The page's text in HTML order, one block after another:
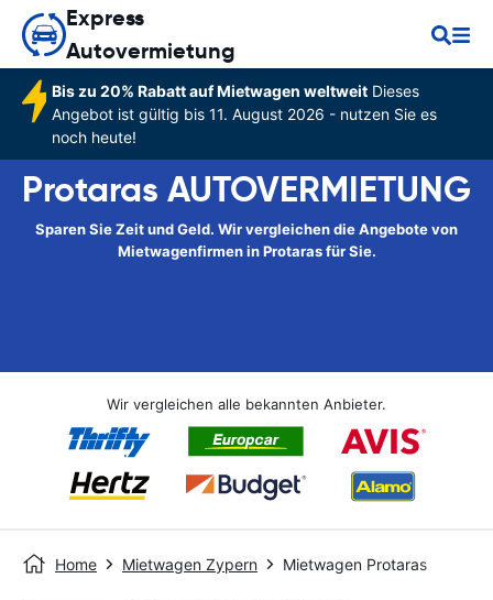
Express
Autovermietung
Bis zu 20% Rabatt auf Mietwagen weltweitDieses
Angebot ist gültig bis 11. August 2026 - nutzen Sie es
noch heute!
Protaras AUTOVERMIETUNG
Sparen Sie Zeit und Geld. Wir vergleichen die Angebote von
Mietwagenfirmen in Protaras für Sie.
Wir vergleichen alle bekannten Anbieter.
Home Mietwagen Zypern Mietwagen Protaras